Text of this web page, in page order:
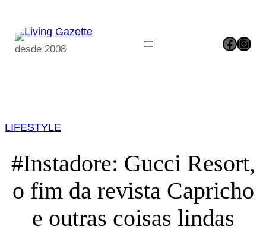
para
desde 2008 Facebook Instagram
LIFESTYLE
#Instadore: Gucci Resort,
o fim da revista Capricho
e outras coisas lindas